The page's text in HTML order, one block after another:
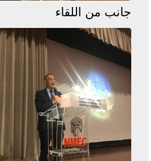
جانب من اللقاء